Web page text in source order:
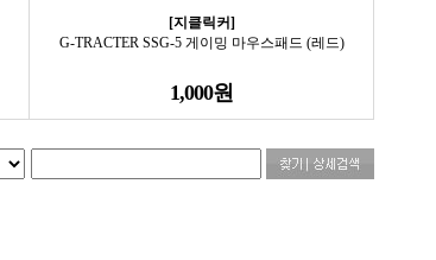
[지클릭커]
G-TRACTER SSG-5 게이밍 마우스패드 (레드)
1,000원